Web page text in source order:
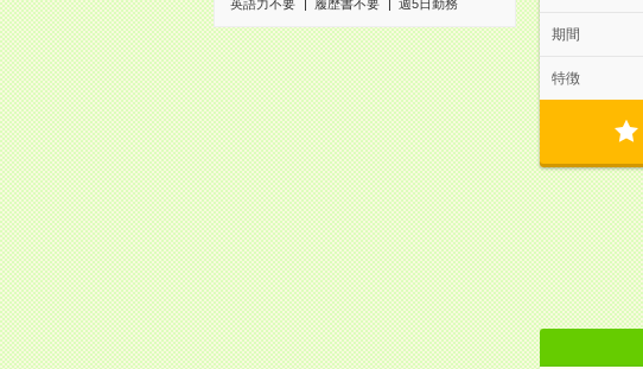
英語力不要
履歴書不要 週5日勤務
期間
特徴